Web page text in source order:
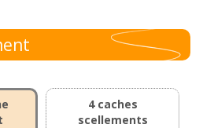
4 caches
scellements